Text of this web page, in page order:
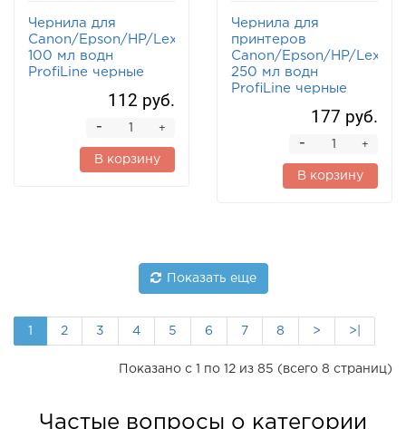
Чернила для
Canon/Epson/HP/Lexmark
100 мл водн
ProfiLine черные
112 руб.
+
-
В корзину
Чернила для
принтеров
Canon/Epson/HP/
250 мл водн
ProfiLine черные
177 руб.
+
-
В корзину
Показать еще
1 2 3 4 5 6 7 8 > >|
Показано с 1 по 12 из 85 (всего 8 страниц)
Частые вопросы о категории